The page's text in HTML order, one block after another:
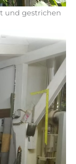
und gestrichen